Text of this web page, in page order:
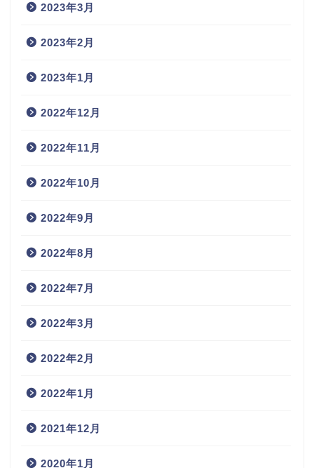
2023年3月
2023年2月
2023年1月
2022年12月
2022年11月
2022年10月
2022年9月
2022年8月
2022年7月
2022年3月
2022年2月
2022年1月
2021年12月
2020年1月